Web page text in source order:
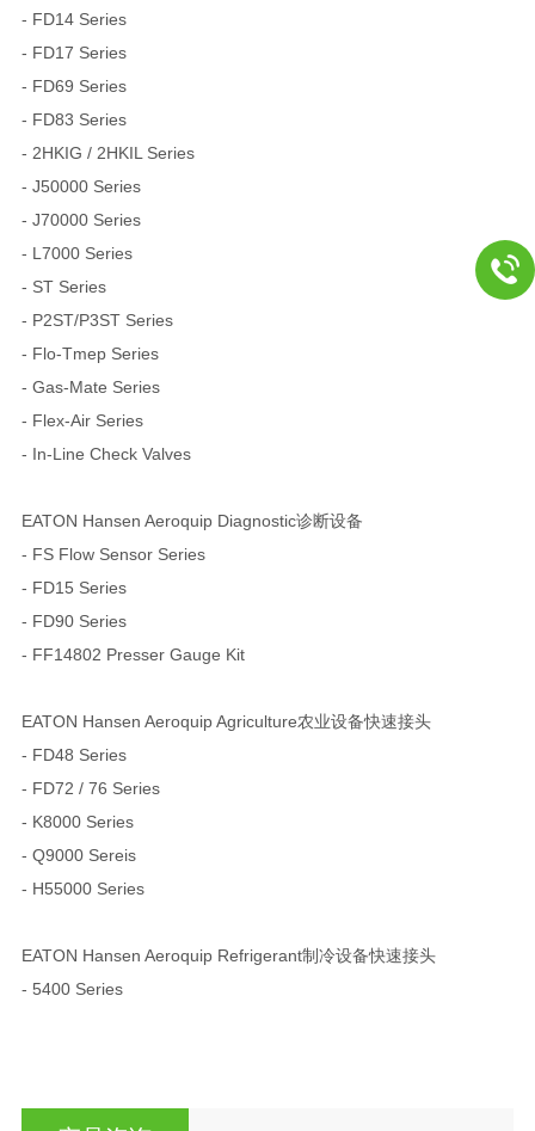
- FD14 Series
- FD17 Series
- FD69 Series
- FD83 Series
- 2HKIG / 2HKIL Series
- J50000 Series
- J70000 Series
- L7000 Series
- ST Series
- P2ST/P3ST Series
- Flo-Tmep Series
- Gas-Mate Series
- Flex-Air Series
- In-Line Check Valves
EATON Hansen Aeroquip Diagnostic诊断设备
- FS Flow Sensor Series
- FD15 Series
- FD90 Series
- FF14802 Presser Gauge Kit
EATON Hansen Aeroquip Agriculture农业设备快速接头
- FD48 Series
- FD72 / 76 Series
- K8000 Series
- Q9000 Sereis
- H55000 Series
EATON Hansen Aeroquip Refrigerant制冷设备快速接头
- 5400 Series